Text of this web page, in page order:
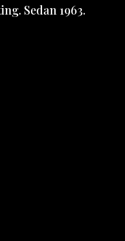
Sedan 1963.